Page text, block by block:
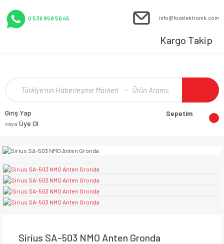
0 539 858 56 45 info@foxelektronik.com
Kargo Takip
Giriş Yap
veya Üye Ol
Sepetim
Sirius SA-503 NMO Anten Gronda